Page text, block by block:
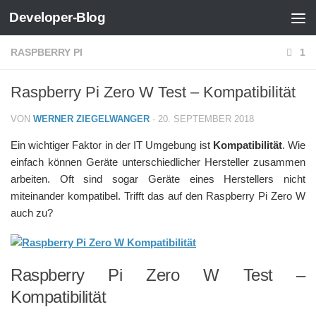
Zum Inhalt springen
Developer-Blog
RASPBERRY PI 1
Raspberry Pi Zero W Test – Kompatibilität
VON WERNER ZIEGELWANGER · 20. SEPTEMBER 2018
Ein wichtiger Faktor in der IT Umgebung ist Kompatibilität. Wie
einfach können Geräte unterschiedlicher Hersteller zusammen
arbeiten. Oft sind sogar Geräte eines Herstellers nicht
miteinander kompatibel. Trifft das auf den Raspberry Pi Zero W
auch zu?
Raspberry Pi Zero W Test –
Kompatibilität